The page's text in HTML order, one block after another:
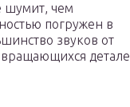
шумит, чем
погружен в
звуков от